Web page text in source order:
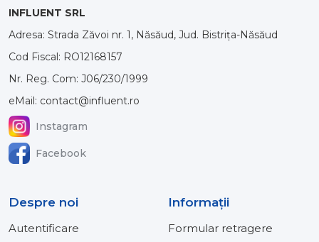
INFLUENT SRL
Adresa: Strada Zăvoi nr. 1, Năsăud, Jud. Bistrița-Năsăud
Cod Fiscal: RO12168157
Nr. Reg. Com: J06/230/1999
eMail: contact@influent.ro
Instagram
Facebook
Despre noi
Autentificare
Informaţii
Formular retragere